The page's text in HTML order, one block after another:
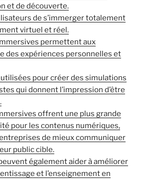
et de découverte.
de s’immerger totalement
virtuel et réel.
permettent aux
des expériences personnelles et
pour créer des simulations
qui donnent l’impression d’être
offrent une plus grande
pour les contenus numériques,
de mieux communiquer
public cible.
également aider à améliorer
et l’enseignement en